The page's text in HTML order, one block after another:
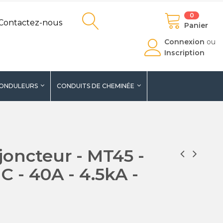
nous
0
Panier
Connexion ou
Inscription
CONDUITS DE CHEMINÉE
- MT45 -
- 40A - 4.5kA -